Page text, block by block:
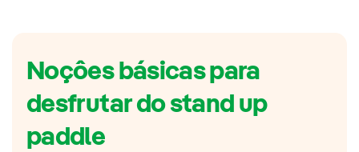
Noçôes básicas para
desfrutar do stand up
paddle